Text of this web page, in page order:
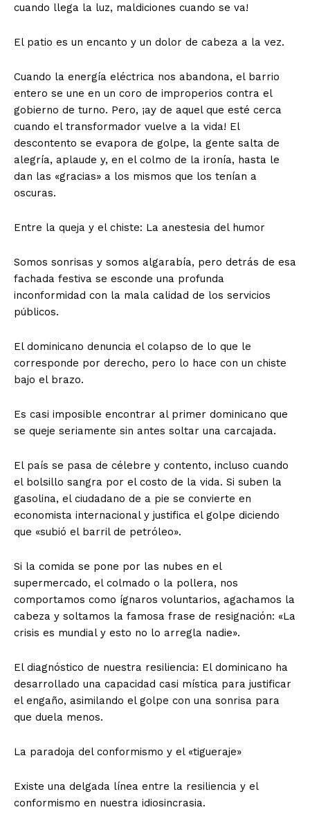
cuando llega la luz, maldiciones cuando se va!
​El patio es un encanto y un dolor de cabeza a la vez.
Cuando la energía eléctrica nos abandona, el barrio
entero se une en un coro de improperios contra el
gobierno de turno. Pero, ¡ay de aquel que esté cerca
cuando el transformador vuelve a la vida! El
descontento se evapora de golpe, la gente salta de
alegría, aplaude y, en el colmo de la ironía, hasta le
dan las «gracias» a los mismos que los tenían a
oscuras.
​Entre la queja y el chiste: La anestesia del humor
​Somos sonrisas y somos algarabía, pero detrás de esa
fachada festiva se esconde una profunda
inconformidad con la mala calidad de los servicios
públicos.
El dominicano denuncia el colapso de lo que le
corresponde por derecho, pero lo hace con un chiste
bajo el brazo.
Es casi imposible encontrar al primer dominicano que
se queje seriamente sin antes soltar una carcajada.
​El país se pasa de célebre y contento, incluso cuando
el bolsillo sangra por el costo de la vida. Si suben la
gasolina, el ciudadano de a pie se convierte en
economista internacional y justifica el golpe diciendo
que «subió el barril de petróleo».
Si la comida se pone por las nubes en el
supermercado, el colmado o la pollera, nos
comportamos como ígnaros voluntarios, agachamos la
cabeza y soltamos la famosa frase de resignación: «La
crisis es mundial y esto no lo arregla nadie».
​El diagnóstico de nuestra resiliencia: El dominicano ha
desarrollado una capacidad casi mística para justificar
el engaño, asimilando el golpe con una sonrisa para
que duela menos.
​La paradoja del conformismo y el «tigueraje»
​Existe una delgada línea entre la resiliencia y el
conformismo en nuestra idiosincrasia.